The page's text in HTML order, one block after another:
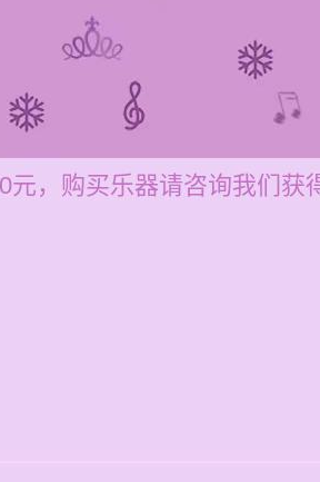
，购买乐器请咨询我们获